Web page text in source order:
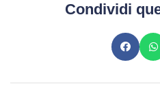
Condividi